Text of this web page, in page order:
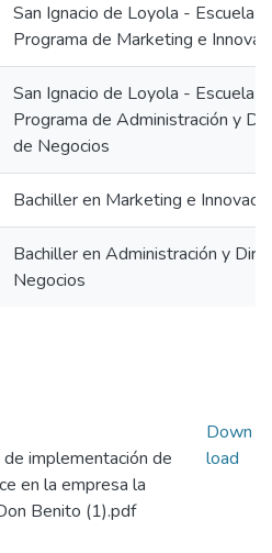
San Ignacio de Loyola - Escuela
Programa de Marketing e
San Ignacio de Loyola - Escuela
Programa de Administración y
de Negocios
Bachiller en Marketing e
Bachiller en Administración y
Negocios
implementación de
en la empresa la
Benito (1).pdf
Down
load